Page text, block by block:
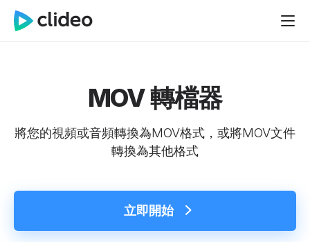
MOV 轉檔器
將您的視頻或音頻轉換為MOV格式，或將MOV文件
轉換為其他格式
立即開始